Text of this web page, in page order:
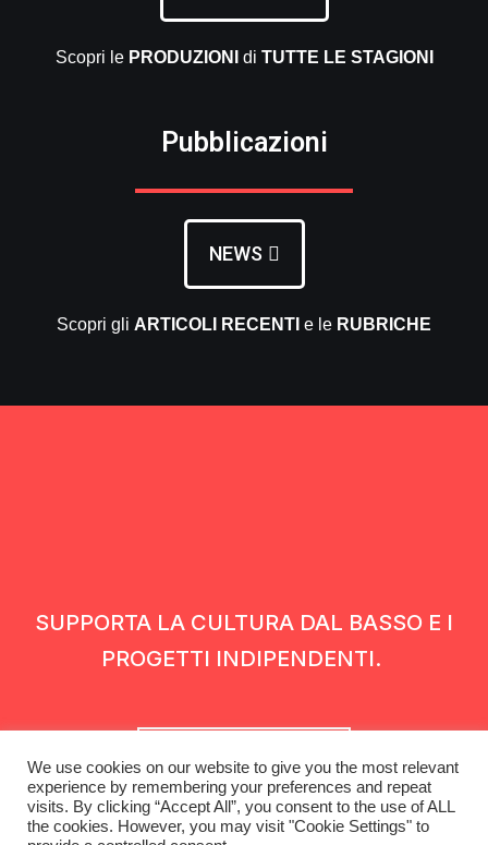
Scopri le PRODUZIONI di TUTTE LE STAGIONI
Pubblicazioni
NEWS
Scopri gli ARTICOLI RECENTI e le RUBRICHE
SUPPORTA LA CULTURA DAL BASSO E I
PROGETTI INDIPENDENTI.
We use cookies on our website to give you the most relevant
experience by remembering your preferences and repeat
visits. By clicking “Accept All”, you consent to the use of ALL
the cookies. However, you may visit "Cookie Settings" to